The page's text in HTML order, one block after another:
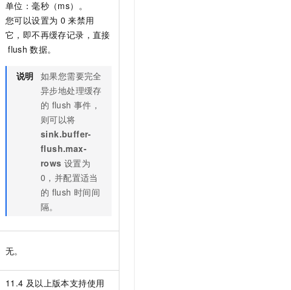
单位：毫秒（ms）。
您可以设置为 0 来禁用
它，即不再缓存记录，直接
flush 数据。
说明 如果您需要完全
异步地处理缓存
的 flush 事件，
则可以将
sink.buffer-
flush.max-
rows 设置为
0，并配置适当
的 flush 时间间
隔。
无。
11.4 及以上版本支持使用